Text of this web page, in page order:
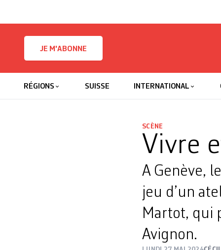
JE M'ABONNE
RÉGIONS SUISSE INTERNATIONAL
SCÈNE
Vivre
A Genève,
jeu d’un
Martot, qui
Avignon.